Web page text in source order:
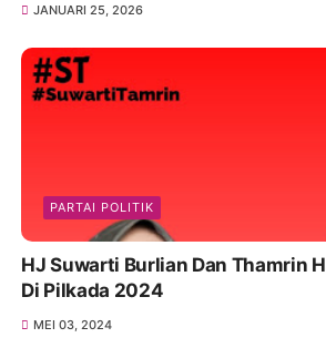
JANUARI 25, 2026
PARTAI POLITIK
HJ Suwarti Burlian Dan Thamrin
Di Pilkada 2024
MEI 03, 2024